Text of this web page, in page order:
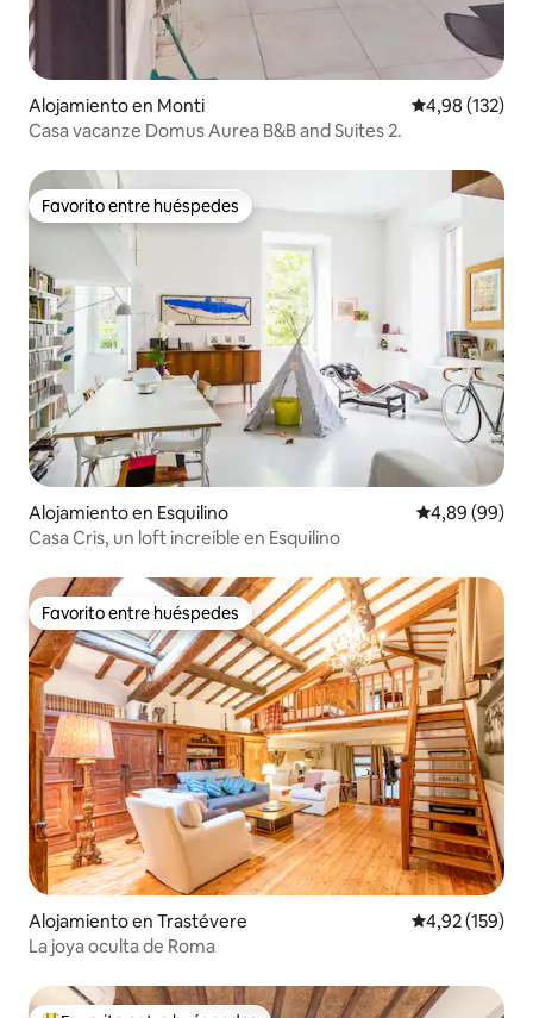
Alojamiento en Monti Calificación
4,98 (132)
Casa vacanze Domus Aurea B&B and Suites 2.
Favorito entre huéspedes
Favorito entre huéspedes
Alojamiento en Esquilino Calificación
4,89 (99)
Casa Cris, un loft increíble en Esquilino
Favorito entre huéspedes
Favorito entre huéspedes
Alojamiento en Trastévere Calificación
4,92 (159)
La joya oculta de Roma